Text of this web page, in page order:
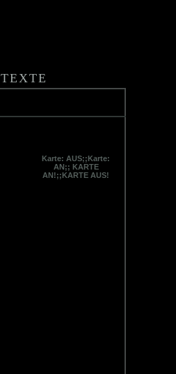
TEXTE
Karte: AUS;;Karte:
AN;; KARTE
AN!;;KARTE AUS!